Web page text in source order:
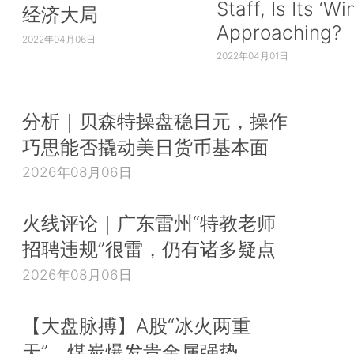
经济大局
2022年04月06日
Staff, Is Its
Approaching?
2022年04月01日
分析｜贝森特操盘稳日元，操作
巧思能否撬动美日货币基本面
2026年08月06日
火线评论｜广东雷州“特教老师
招聘违规”很雷，仍有诸多疑点
2026年08月06日
【大盘脉搏】A股“冰火两重